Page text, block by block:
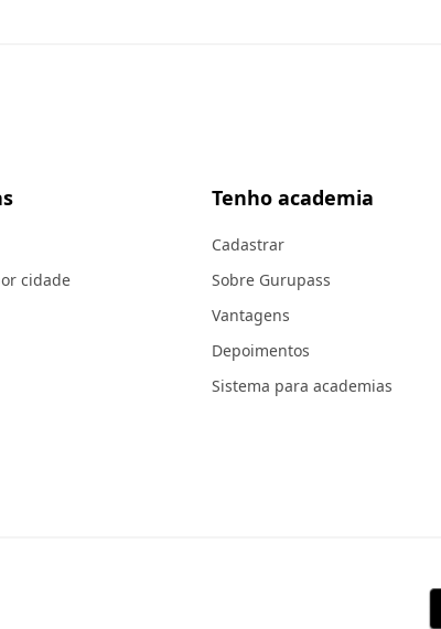
cidade
Tenho academia
Cadastrar
Sobre Gurupass
Vantagens
Depoimentos
Sistema para academias